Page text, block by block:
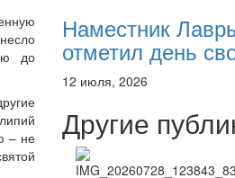
до
– не
Наместник
отметил день
12 июля, 2026
Другие